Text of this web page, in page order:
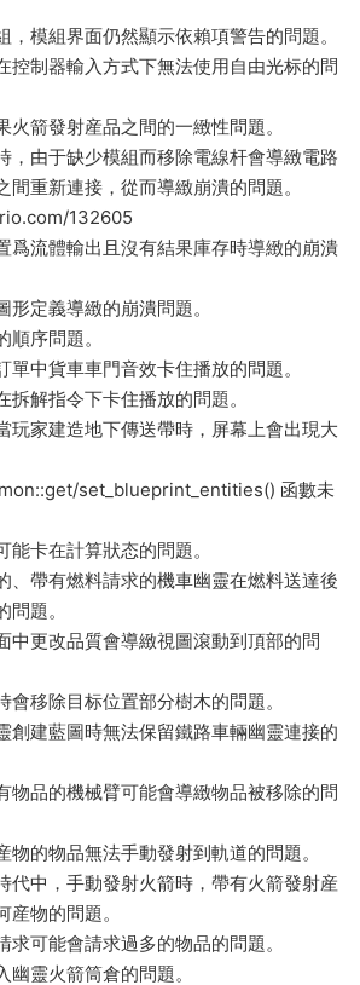
，模組界面仍然顯示依賴項警告的問題。
控制器輸入方式下無法使用自由光标的問
箭發射産品之間的一緻性問題。
，由于缺少模組而移除電線杆會導緻電路
重新連接，從而導緻崩潰的問題。
132605
爲流體輸出且沒有結果庫存時導緻的崩潰
定義導緻的崩潰問題。
序問題。
中貨車車門音效卡住播放的問題。
解指令下卡住播放的問題。
玩家建造地下傳送帶時，屏幕上會出現大
set_blueprint_entities() 函數未
卡在計算狀态的問題。
、帶有燃料請求的機車幽靈在燃料送達後
題。
中更改品質會導緻視圖滾動到頂部的問
移除目标位置部分樹木的問題。
創建藍圖時無法保留鐵路車輛幽靈連接的
物品的機械臂可能會導緻物品被移除的問
物的物品無法手動發射到軌道的問題。
代中，手動發射火箭時，帶有火箭發射産
物的問題。
可能會請求過多的物品的問題。
靈火箭筒倉的問題。